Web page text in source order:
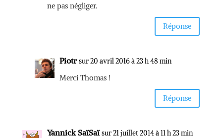
ne pas négliger.
Réponse
Piotr sur 20 avril 2016 à 23 h 48 min
Merci Thomas !
Réponse
Yannick SaïSaï sur 21 juillet 2014 à 11 h 23 min